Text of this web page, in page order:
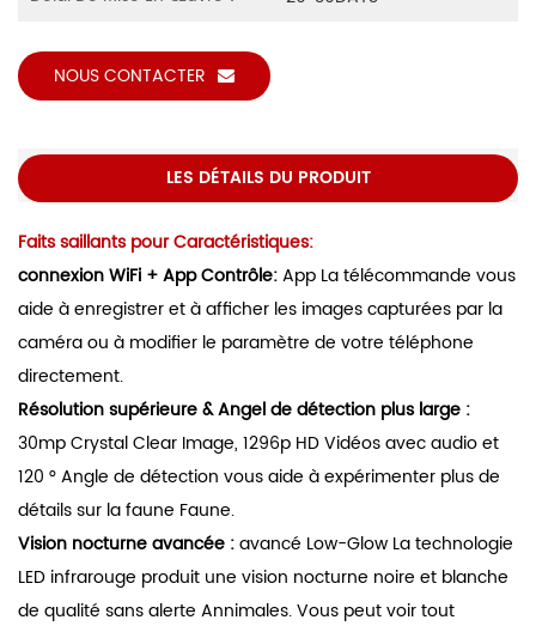
NOUS CONTACTER
LES DÉTAILS DU PRODUIT
Faits saillants pour Caractéristiques:
connexion WiFi + App Contrôle:App La télécommande vous
aide à enregistrer et à afficher les images capturées par la
caméra ou à modifier le paramètre de votre téléphone
directement.
Résolution supérieure & Angel de détection plus large :
30mp Crystal Clear Image, 1296p HD Vidéos avec audio et
120 ° Angle de détection vous aide à expérimenter plus de
détails sur la faune Faune.
Vision nocturne avancée :avancé Low-Glow La technologie
LED infrarouge produit une vision nocturne noire et blanche
de qualité sans alerte Annimales. Vous peut voir tout